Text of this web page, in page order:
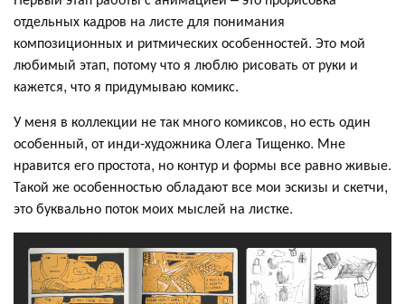
отдельных кадров на листе для понимания
композиционных и ритмических особенностей. Это мой
любимый этап, потому что я люблю рисовать от руки и
кажется, что я придумываю комикс.
У меня в коллекции не так много комиксов, но есть один
особенный, от инди-художника Олега Тищенко. Мне
нравится его простота, но контур и формы все равно живые.
Такой же особенностью обладают все мои эскизы и скетчи,
это буквально поток моих мыслей на листке.